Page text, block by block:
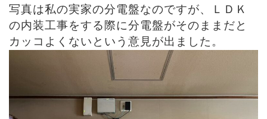
写真は私の実家の分電盤なのですが、ＬＤＫ
の内装工事をする際に分電盤がそのままだと
カッコよくないという意見が出ました。